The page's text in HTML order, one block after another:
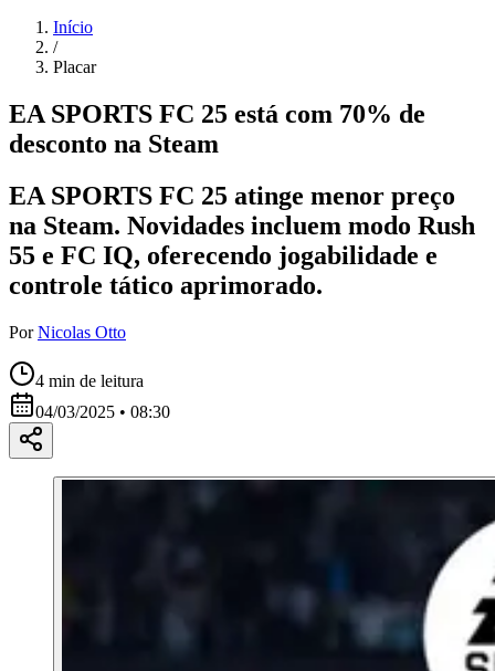
Início
/
Placar
EA SPORTS FC 25 está com 70% de
desconto na Steam
EA SPORTS FC 25 atinge menor preço
na Steam. Novidades incluem modo Rush
55 e FC IQ, oferecendo jogabilidade e
controle tático aprimorado.
Por Nicolas Otto
4 min de leitura
04/03/2025 • 08:30